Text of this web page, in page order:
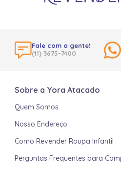
Fale com a gente!
(11) 3675-7400
Sobre a Yora Atacado
Quem Somos
Nosso Endereço
Como Revender Roupa Infantil
Perguntas Frequentes para